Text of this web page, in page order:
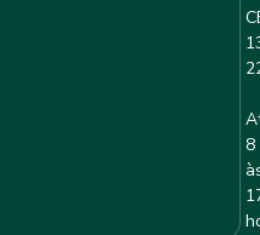
8